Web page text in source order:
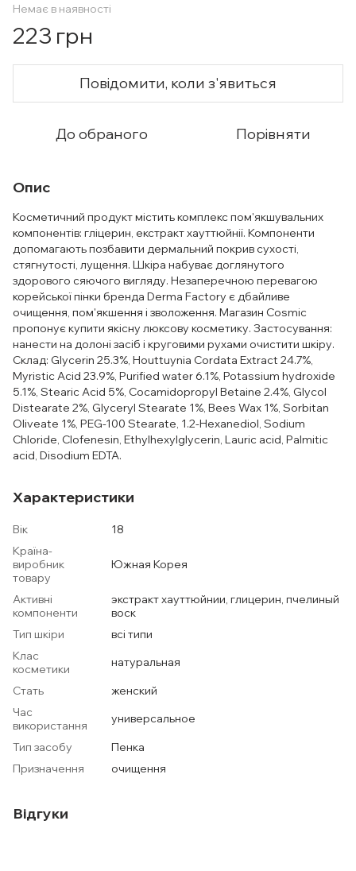
Немає в наявності
223 грн
Повідомити, коли з'явиться
До обраного Порівняти
Опис
Косметичний продукт містить комплекс пом'якшувальних
компонентів: гліцерин, екстракт хауттюйнії. Компоненти
допомагають позбавити дермальний покрив сухості,
стягнутості, лущення. Шкіра набуває доглянутого
здорового сяючого вигляду. Незаперечною перевагою
корейської пінки бренда Derma Factory є дбайливе
очищення, пом'якшення і зволоження. Магазин Cosmic
пропонує купити якісну люксову косметику. Застосування:
нанести на долоні засіб і круговими рухами очистити шкіру.
Склад: Glycerin 25.3%, Houttuynia Cordata Extract 24.7%,
Myristic Acid 23.9%, Purified water 6.1%, Potassium hydroxide
5.1%, Stearic Acid 5%, Cocamidopropyl Betaine 2.4%, Glycol
Distearate 2%, Glyceryl Stearate 1%, Bees Wax 1%, Sorbitan
Oliveate 1%, PEG-100 Stearate, 1.2-Hexanediol, Sodium
Chloride, Clofenesin, Ethylhexylglycerin, Lauric acid, Palmitic
acid, Disodium EDTA.
Характеристики
Вік
18
Країна-
виробник
товару
Южная Корея
Активні
компоненти
экстракт хауттюйнии, глицерин, пчелиный
воск
Тип шкіри
всі типи
Клас
косметики
натуральная
Стать
женский
Час
використання
универсальное
Тип засобу
Пенка
Призначення
очищення
Відгуки